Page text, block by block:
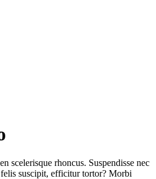
scelerisque rhoncus. Suspendisse nec
suscipit, efficitur tortor? Morbi